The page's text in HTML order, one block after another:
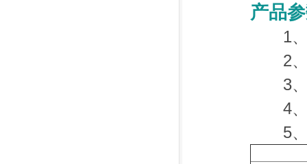
产品
1、
2、
3、
4、
5、